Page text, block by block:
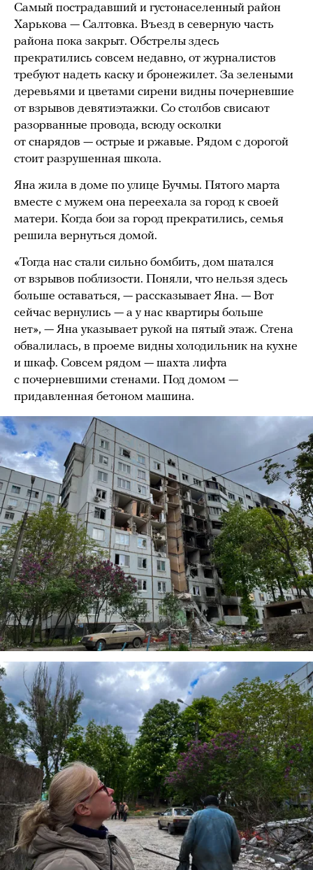
Самый пострадавший и густонаселенный район
Харькова — Салтовка. Въезд в северную часть
района пока закрыт. Обстрелы здесь
прекратились совсем недавно, от журналистов
требуют надеть каску и бронежилет. За зелеными
деревьями и цветами сирени видны почерневшие
от взрывов девятиэтажки. Со столбов свисают
разорванные провода, всюду осколки
от снарядов — острые и ржавые. Рядом с дорогой
стоит разрушенная школа.
Яна жила в доме по улице Бучмы. Пятого марта
вместе с мужем она переехала за город к своей
матери. Когда бои за город прекратились, семья
решила вернуться домой.
«Тогда нас стали сильно бомбить, дом шатался
от взрывов поблизости. Поняли, что нельзя здесь
больше оставаться, — рассказывает Яна. — Вот
сейчас вернулись — а у нас квартиры больше
нет», — Яна указывает рукой на пятый этаж. Стена
обвалилась, в проеме видны холодильник на кухне
и шкаф. Совсем рядом — шахта лифта
с почерневшими стенами. Под домом —
придавленная бетоном машина.